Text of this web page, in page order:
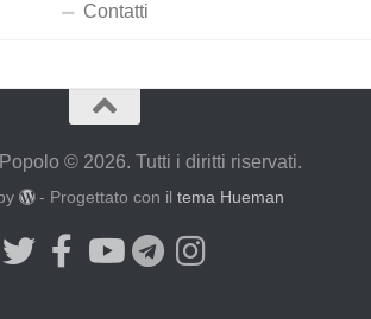
Contatti
© 2026. Tutti i diritti riservati.
- Progettato con iltema Hueman